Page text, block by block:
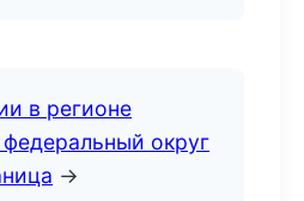
в регионе
округ
→